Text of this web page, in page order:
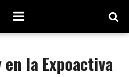
la Expoactiva